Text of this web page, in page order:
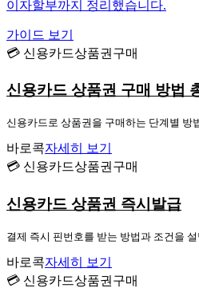
이자할부까지 정리했습니다.
가이드 보기
💳 신용카드상품권구매
신용카드 상품권 구매 방법
신용카드로 상품권을 구매하는 단계별 방
바로콕자세히 보기
💳 신용카드상품권구매
신용카드 상품권 즉시발급
결제 즉시 핀번호를 받는 방법과 조건을 설
바로콕자세히 보기
💳 신용카드상품권구매